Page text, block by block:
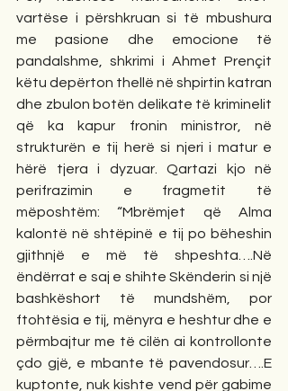
vartëse i përshkruan si të mbushura
me pasione dhe emocione të
pandalshme, shkrimi i Ahmet Prençit
këtu depërton thellë në shpirtin katran
dhe zbulon botën delikate të kriminelit
që ka kapur fronin ministror, në
strukturën e tij herë si njeri i matur e
hërë tjera i dyzuar. Qartazi kjo në
perifrazimin e fragmetit të
mëposhtëm: “Mbrëmjet që Alma
kalontë në shtëpinë e tij po bëheshin
gjithnjë e më të shpeshta….Në
ëndërrat e saj e shihte Skënderin si një
bashkëshort të mundshëm, por
ftohtësia e tij, mënyra e heshtur dhe e
përmbajtur me të cilën ai kontrollonte
çdo gjë, e mbante të pavendosur….E
kuptonte, nuk kishte vend për gabime